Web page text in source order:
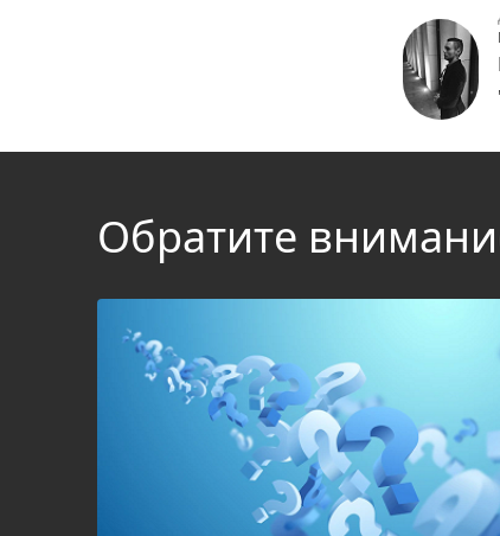
Обратите